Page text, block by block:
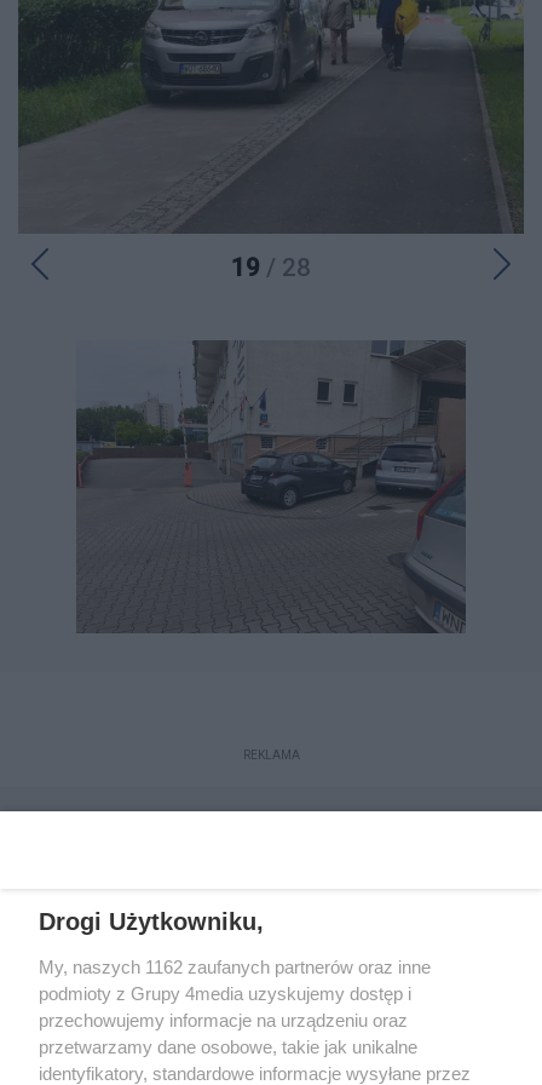
19 / 28
REKLAMA
Reklama Kontakt Regulamin
Dystrybucja
Regulamin prenumeraty
Polityka Prywatności
Drogi Użytkowniku,
My, naszych 1162 zaufanych partnerów oraz inne
podmioty z Grupy 4media uzyskujemy dostęp i
przechowujemy informacje na urządzeniu oraz
przetwarzamy dane osobowe, takie jak unikalne
identyfikatory, standardowe informacje wysyłane przez